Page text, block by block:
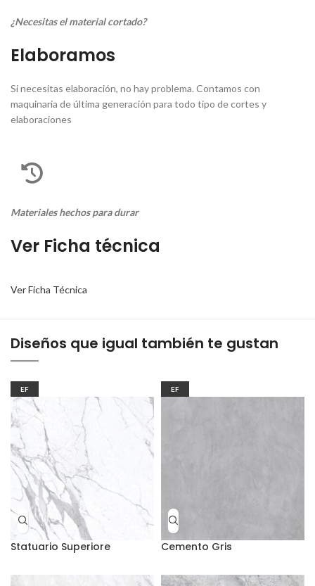
¿Necesitas el material cortado?
Elaboramos
Si necesitas elaboración, no hay problema. Contamos con
maquinaria de última generación para todo tipo de cortes y
elaboraciones
Materiales hechos para durar
Ver Ficha técnica
Ver Ficha Técnica
Diseños que igual también te gustan
EF
Statuario Superiore
EF
Cemento Gris